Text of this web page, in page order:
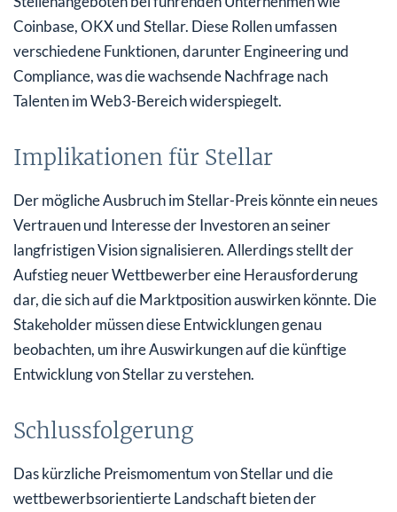
Coinbase, OKX und Stellar. Diese Rollen umfassen
verschiedene Funktionen, darunter Engineering und
Compliance, was die wachsende Nachfrage nach
Talenten im Web3-Bereich widerspiegelt.
Implikationen für Stellar
Der mögliche Ausbruch im Stellar-Preis könnte ein neues
Vertrauen und Interesse der Investoren an seiner
langfristigen Vision signalisieren. Allerdings stellt der
Aufstieg neuer Wettbewerber eine Herausforderung
dar, die sich auf die Marktposition auswirken könnte. Die
Stakeholder müssen diese Entwicklungen genau
beobachten, um ihre Auswirkungen auf die künftige
Entwicklung von Stellar zu verstehen.
Schlussfolgerung
Das kürzliche Preismomentum von Stellar und die
wettbewerbsorientierte Landschaft bieten der